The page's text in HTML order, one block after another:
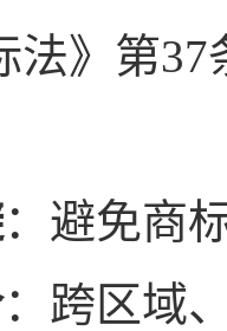
法》第
：避免商
：跨区域